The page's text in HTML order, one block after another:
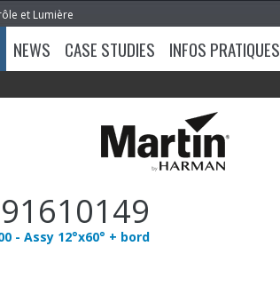
et Lumière
NEWS CASE STUDIES INFOS PRATIQUES
91610149
- Assy 12°x60° + bord